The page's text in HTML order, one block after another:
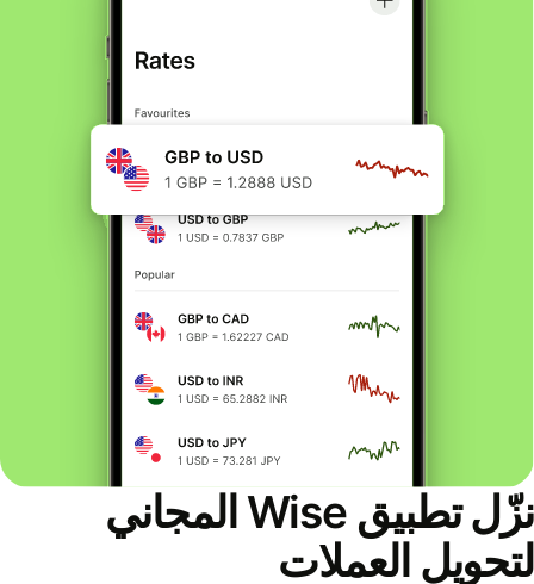
نزّل تطبيق Wise المجاني
لتحويل العملات